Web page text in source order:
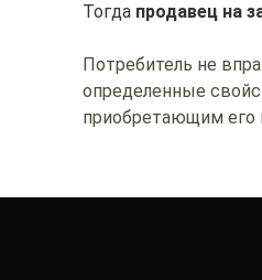
Тогда продавец на
Потребитель не
определенные
приобретающим его